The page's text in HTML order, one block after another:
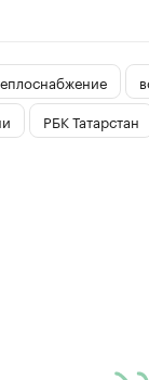
РБК Татарстан